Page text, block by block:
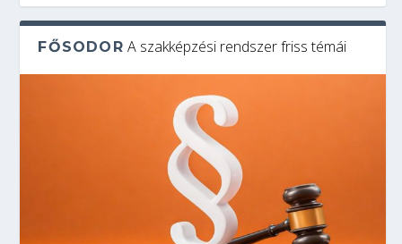
FŐSODOR A szakképzési rendszer friss témái